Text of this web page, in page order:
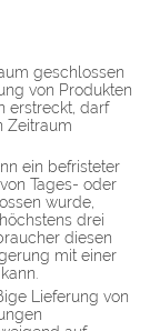
geschlossen
von Produkten
erstreckt, darf
Zeitraum
ein befristeter
Tages- oder
wurde,
drei
diesen
mit einer
Lieferung von